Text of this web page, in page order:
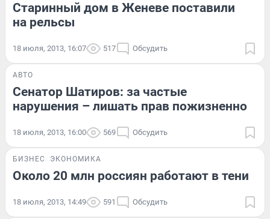
Старинный дом в Женеве поставили
на рельсы
18 июля, 2013, 16:07 517 Обсудить
АВТО
Сенатор Шатиров: за частые
нарушения – лишать прав пожизненно
18 июля, 2013, 16:00 569 Обсудить
БИЗНЕС ЭКОНОМИКА
Около 20 млн россиян работают в тени
18 июля, 2013, 14:49 591 Обсудить